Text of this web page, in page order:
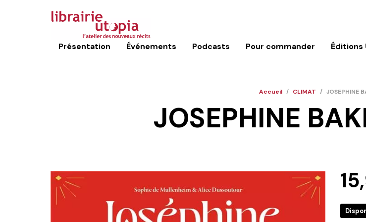
Présentation Événements Podcasts Pour commander Éditions
Accueil / CLIMAT / JOSEPHINE
JOSEPHINE